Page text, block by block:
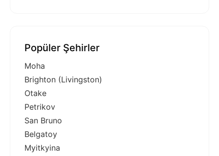
Popüler Şehirler
Moha
Brighton (Livingston)
Otake
Petrikov
San Bruno
Belgatoy
Myitkyina